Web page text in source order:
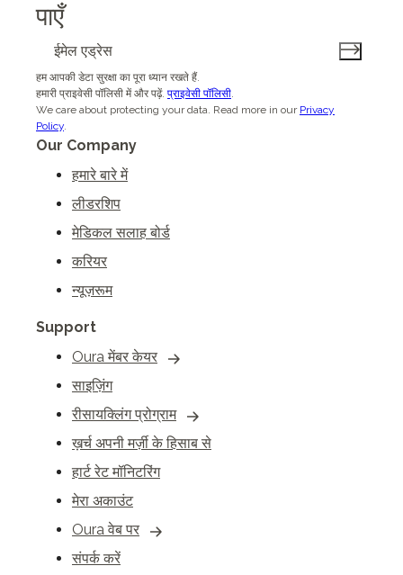
पाएँ
हम आपकी डेटा सुरक्षा का पूरा ध्यान रखते हैं.
हमारी प्राइवेसी पॉलिसी में और पढ़ें. प्राइवेसी पॉलिसी.
We care about protecting your data. Read more in our Privacy
Policy.
Our Company
हमारे बारे में
लीडरशिप
मेडिकल सलाह बोर्ड
करियर
न्यूज़रूम
Support
Oura मेंबर केयर
साइज़िंग
रीसायक्लिंग प्रोग्राम
ख़र्च अपनी मर्ज़ी के हिसाब से
हार्ट रेट मॉनिटरिंग
मेरा अकाउंट
Oura वेब पर
संपर्क करें